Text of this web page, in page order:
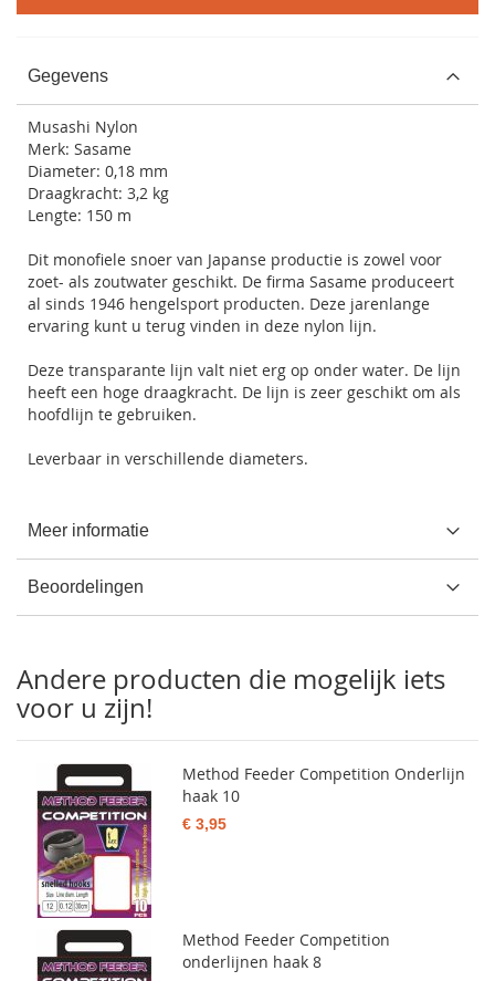
Gegevens
Musashi Nylon
Merk: Sasame
Diameter: 0,18 mm
Draagkracht: 3,2 kg
Lengte: 150 m
Dit monofiele snoer van Japanse productie is zowel voor
zoet- als zoutwater geschikt. De firma Sasame produceert
al sinds 1946 hengelsport producten. Deze jarenlange
ervaring kunt u terug vinden in deze nylon lijn.
Deze transparante lijn valt niet erg op onder water. De lijn
heeft een hoge draagkracht. De lijn is zeer geschikt om als
hoofdlijn te gebruiken.
Leverbaar in verschillende diameters.
Meer informatie
Beoordelingen
Andere producten die mogelijk iets
voor u zijn!
Method Feeder Competition Onderlijn
haak 10
€ 3,95
Method Feeder Competition
onderlijnen haak 8